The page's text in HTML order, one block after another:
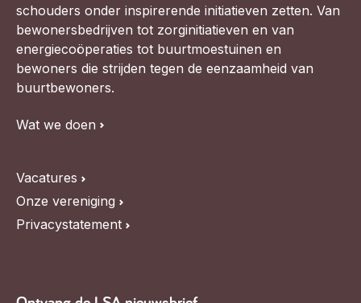
schouders onder inspirerende initiatieven zetten. Van
bewonersbedrijven tot zorginitiatieven en van
energiecoöperaties tot buurtmoestuinen en
bewoners die strijden tegen de eenzaamheid van
buurtbewoners.
Wat we doen
Vacatures
Onze vereniging
Privacystatement